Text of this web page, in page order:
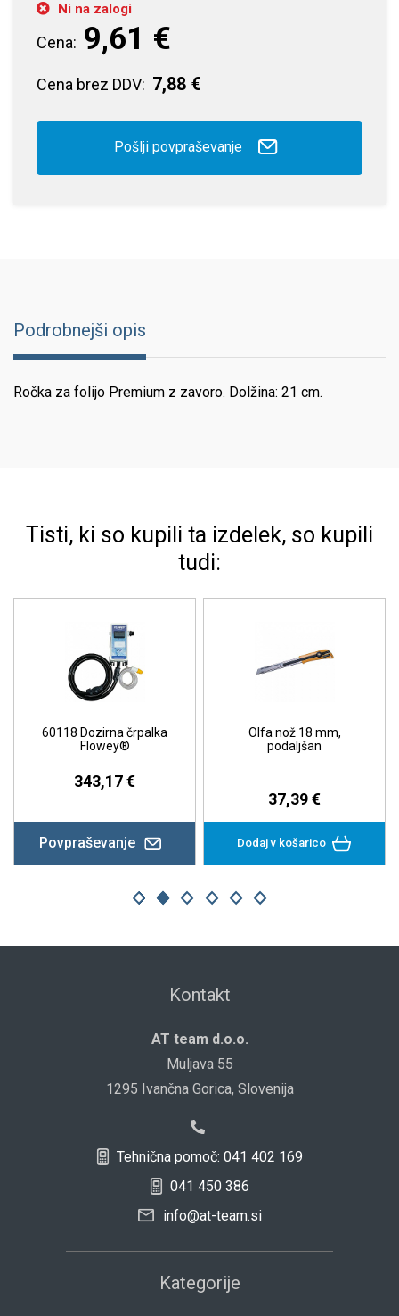
Ni na zalogi
Cena: 9,61 €
Cena brez DDV: 7,88 €
Pošlji povpraševanje
Podrobnejši opis
Ročka za folijo Premium z zavoro. Dolžina: 21 cm.
Tisti, ki so kupili ta izdelek, so kupili
tudi:
60118 Dozirna črpalka
Flowey®
343,17 €
Povpraševanje
Olfa nož 18 mm,
podaljšan
37,39 €
Dodaj v košarico
Kontakt
AT team d.o.o.
Muljava 55
1295 Ivančna Gorica, Slovenija
Tehnična pomoč: 041 402 169
041 450 386
info@at-team.si
Kategorije